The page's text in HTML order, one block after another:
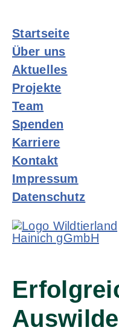
Startseite
Über uns
Aktuelles
Projekte
Team
Spenden
Karriere
Kontakt
Impressum
Datenschutz